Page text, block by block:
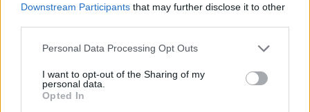
Downstream Participants that may further disclose it to other
Personal Data Processing Opt Outs
I want to opt-out of the Sharing of my
personal data.
Opted In